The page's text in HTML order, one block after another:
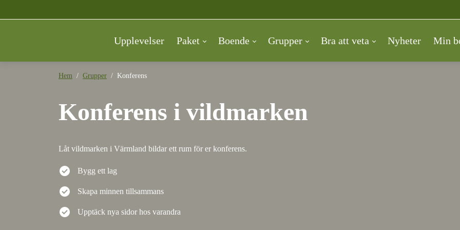
Upplevelser Paket Boende Grupper Bra att veta Nyheter Min
Hem Grupper Konferens
Konferens i vildmarken
Låt vildmarken i Värmland bildar ett rum för er konferens.
check_circle Bygg ett lag
check_circle Skapa minnen tillsammans
check_circle Upptäck nya sidor hos varandra